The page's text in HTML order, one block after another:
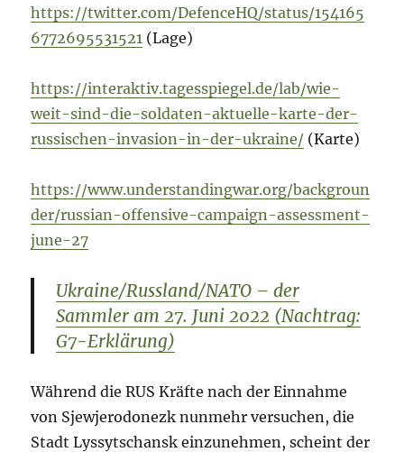
https://twitter.com/DefenceHQ/status/154165
6772695531521 (Lage)
https://interaktiv.tagesspiegel.de/lab/wie-
weit-sind-die-soldaten-aktuelle-karte-der-
russischen-invasion-in-der-ukraine/ (Karte)
https://www.understandingwar.org/backgroun
der/russian-offensive-campaign-assessment-
june-27
Ukraine/Russland/NATO – der
Sammler am 27. Juni 2022 (Nachtrag:
G7-Erklärung)
Während die RUS Kräfte nach der Einnahme
von Sjewjerodonezk nunmehr versuchen, die
Stadt Lyssytschansk einzunehmen, scheint der